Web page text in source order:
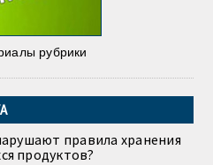
рубрики
правила хранения
продуктов?